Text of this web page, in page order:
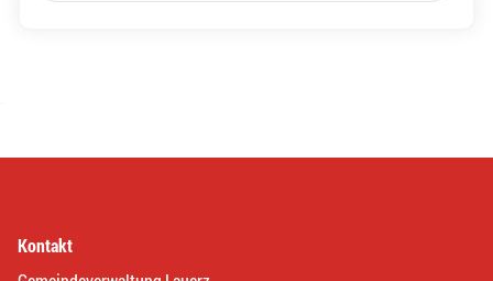
Kontakt